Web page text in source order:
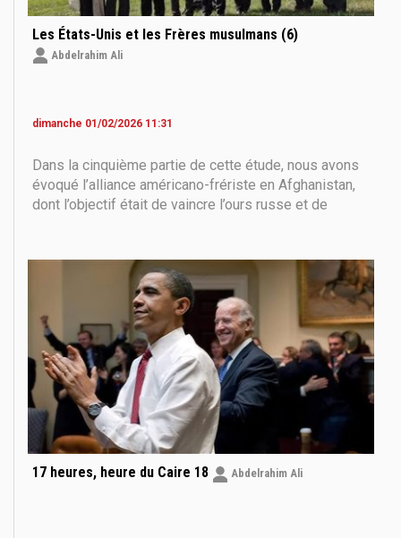
Les États-Unis et les Frères musulmans (6)
Abdelrahim Ali
dimanche 01/02/2026 11:31
Dans la cinquième partie de cette étude, nous avons
évoqué l’alliance américano-frériste en Afghanistan,
dont l’objectif était de vaincre l’ours russe et de
des Frères musulmans et de leurs
17 heures, heure du Caire 18 Abdelrahim Ali